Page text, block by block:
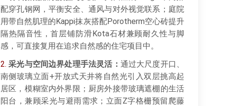
配穿孔钢网，平衡安全、通风与对外视觉联系；庭院
用带自然肌理的Kappi抹灰搭配Porotherm空心砖提升
隔热隔音性，首层铺防滑Kota石材兼顾耐久性与脚
感，可直接复用在追求自然感的住宅项目中。
2. 采光与空间边界处理手法灵活： 通过大尺度开口、
南侧玻璃立面+开放式天井将自然光引入双层挑高起
居区，模糊室内外界限；厨房外接带玻璃遮棚的生活
阳台，兼顾采光与避雨需求；立面Z字格栅预留爬藤